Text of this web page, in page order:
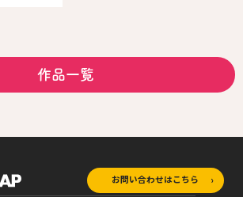
作品一覧
お問い合わせはこちら